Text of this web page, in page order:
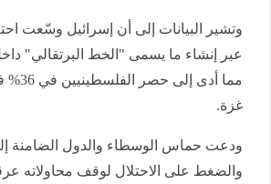
وتشير البيانات إلى أن إسرائيل وسّعت
عبر إنشاء ما يسمى "الخط البرتقالي"
مما أدى
غزة.
ودعت حماس الوسطاء والدول الضامنة
والضغط على الاحتلال لوقف محاولاته